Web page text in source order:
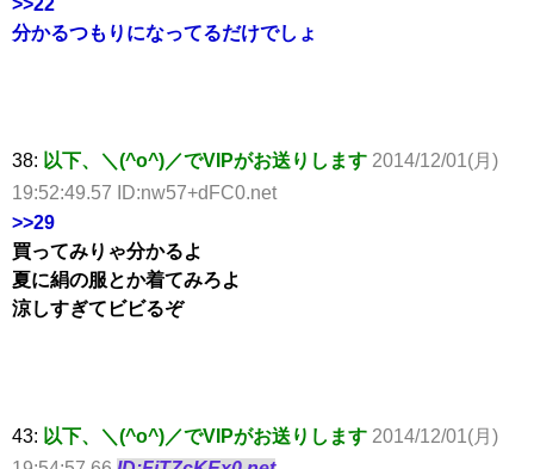
分かるつもりになってるだけでしょ
38: 以下、＼(^o^)／でVIPがお送りします 2014/12/01(月)
19:52:49.57 ID:nw57+dFC0.net
>>29
買ってみりゃ分かるよ
夏に絹の服とか着てみろよ
涼しすぎてビビるぞ
43: 以下、＼(^o^)／でVIPがお送りします 2014/12/01(月)